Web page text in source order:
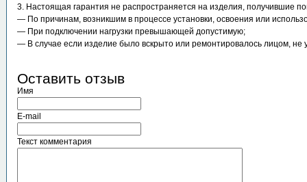
3. Настоящая гарантия не распространяется на изделия, получившие
― По причинам, возникшим в процессе установки, освоения или
― При подключении нагрузки превышающей допустимую;
― В случае если изделие было вскрыто или ремонтировалось лицом,
Оставить отзыв
Имя
E-mail
Текст комментария